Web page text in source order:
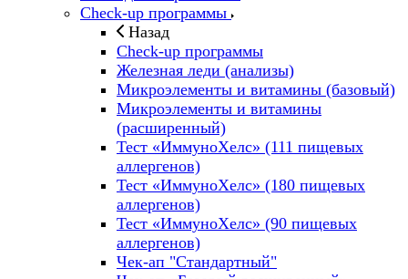
Check-up программы
Назад
Check-up программы
Железная леди (анализы)
Микроэлементы и витамины (базовый)
Микроэлементы и витамины
(расширенный)
Тест «ИммуноХелс» (111 пищевых
аллергенов)
Тест «ИммуноХелс» (180 пищевых
аллергенов)
Тест «ИммуноХелс» (90 пищевых
аллергенов)
Чек-ап "Стандартный"